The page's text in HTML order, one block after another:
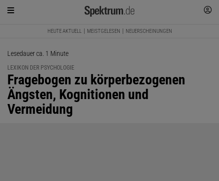
HEUTE AKTUELL MEISTGELESEN NEUERSCHEINUNGEN
Lesedauer ca. 1 Minute
LEXIKON DER PSYCHOLOGIE
:
Fragebogen zu körperbezogenen
Ängsten, Kognitionen und
Vermeidung